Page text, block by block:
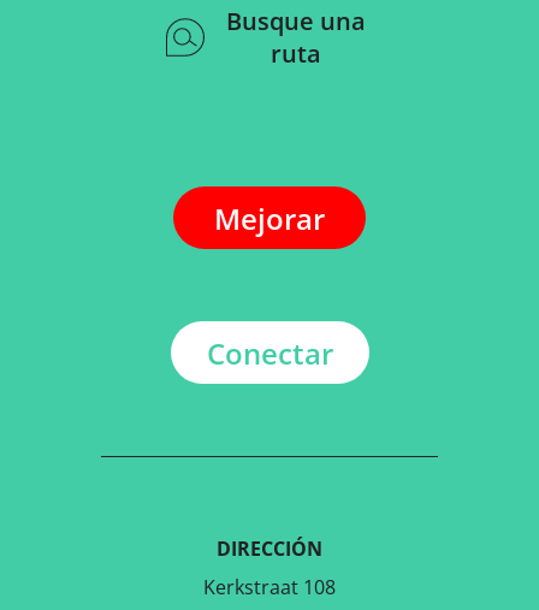
Busque una
ruta
Mejorar
Conectar
DIRECCIÓN
Kerkstraat 108